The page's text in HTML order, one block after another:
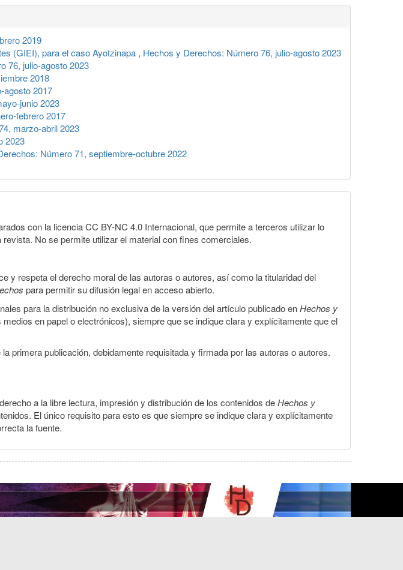
2019
(GIEI), para el caso Ayotzinapa , Hechos y Derechos: Número 76, julio-agosto 2023
76, julio-agosto 2023
2018
agosto 2017
junio 2023
febrero 2017
marzo-abril 2023
2023
Número 71, septiembre-octubre 2022
con la licencia CC BY-NC 4.0 Internacional, que permite a terceros utilizar lo
No se permite utilizar el material con fines comerciales.
y respeta el derecho moral de las autoras o autores, así como la titularidad del
para permitir su difusión legal en acceso abierto.
para la distribución no exclusiva de la versión del artículo publicado enHechos y
en papel o electrónicos), siempre que se indique clara y explícitamente que el
primera publicación, debidamente requisitada y firmada por las autoras o autores.
a la libre lectura, impresión y distribución de los contenidos deHechos y
El único requisito para esto es que siempre se indique clara y explícitamente
la fuente.